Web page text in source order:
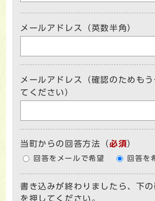
メールアドレス（英数半角）
メールアドレス（確認のためも
てください）
当町からの回答方法 （必須）
回答をメールで希望 回答を
書き込みが終わりましたら、下
を押してください。